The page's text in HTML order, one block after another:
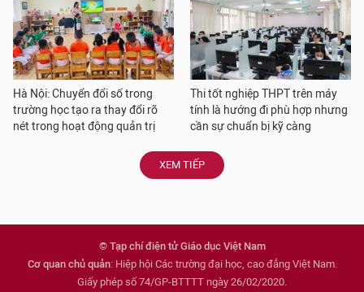
Hà Nội: Chuyển đổi số trong
trường học tạo ra thay đổi rõ
nét trong hoạt động quản trị
Thi tốt nghiệp THPT trên máy
tính là hướng đi phù hợp nhưng
cần sự chuẩn bị kỹ càng
XEM TIẾP
© Tạp chí điện tử Giáo dục Việt Nam
Cơ quan chủ quản: Hiệp hội Các trường đại học, cao đẳng Việt Nam.
Giấy phép số 74/GP-BTTTT ngày 26/02/2020.